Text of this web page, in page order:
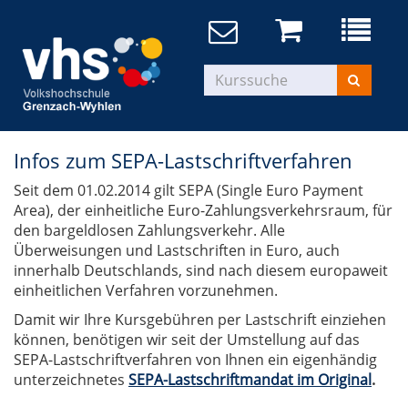
Infos zum SEPA-Lastschriftverfahren
Seit dem 01.02.2014 gilt SEPA (Single Euro Payment
Area), der einheitliche Euro-Zahlungsverkehrsraum, für
den bargeldlosen Zahlungsverkehr. Alle
Überweisungen und Lastschriften in Euro, auch
innerhalb Deutschlands, sind nach diesem europaweit
einheitlichen Verfahren vorzunehmen.
Damit wir Ihre Kursgebühren per Lastschrift einziehen
können, benötigen wir seit der Umstellung auf das
SEPA-Lastschriftverfahren von Ihnen ein eigenhändig
unterzeichnetes SEPA-Lastschriftmandat im Original.